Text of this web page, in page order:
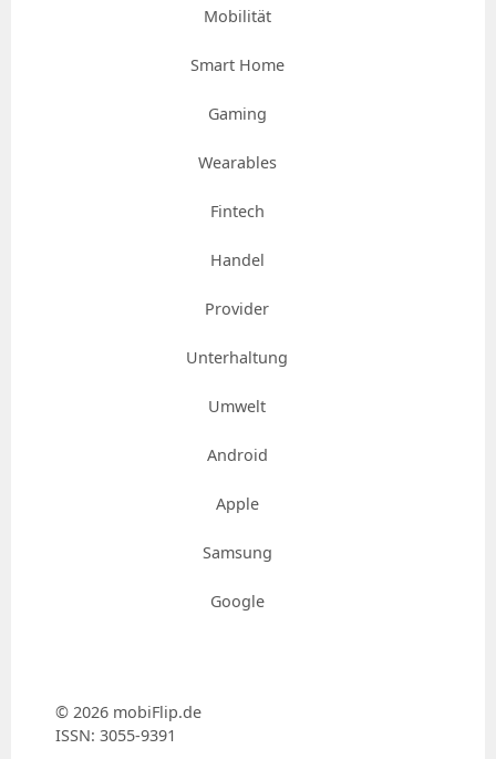
Mobilität
Smart Home
Gaming
Wearables
Fintech
Handel
Provider
Unterhaltung
Umwelt
Android
Apple
Samsung
Google
© 2026 mobiFlip.de
ISSN: 3055-9391